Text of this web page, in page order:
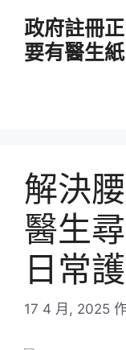
政府註冊
要有醫生
解決
醫生
日常
17 4 月, 2025